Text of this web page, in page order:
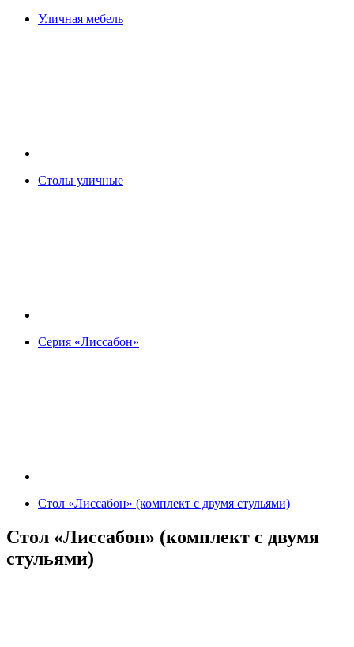
Уличная мебель
Столы уличные
Серия «Лиссабон»
Стол «Лиссабон» (комплект с двумя стульями)
Стол «Лиссабон» (комплект с двумя
стульями)